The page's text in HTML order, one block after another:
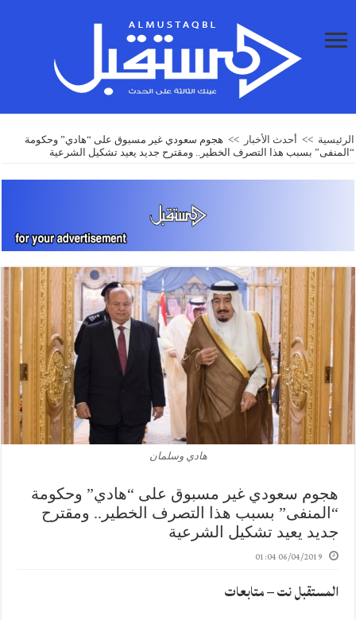
الرئيسية >> أحدث الأخبار >> هجوم سعودي غير مسبوق على “هادي” وحكومة
“المنفى” بسبب هذا التصرف الخطير.. ومقترح جديد يعيد تشكيل الشرعية
هادي وسلمان
هجوم سعودي غير مسبوق على “هادي” وحكومة
“المنفى” بسبب هذا التصرف الخطير.. ومقترح
جديد يعيد تشكيل الشرعية
06/04/2019 01:04
المستقبل نت – متابعات